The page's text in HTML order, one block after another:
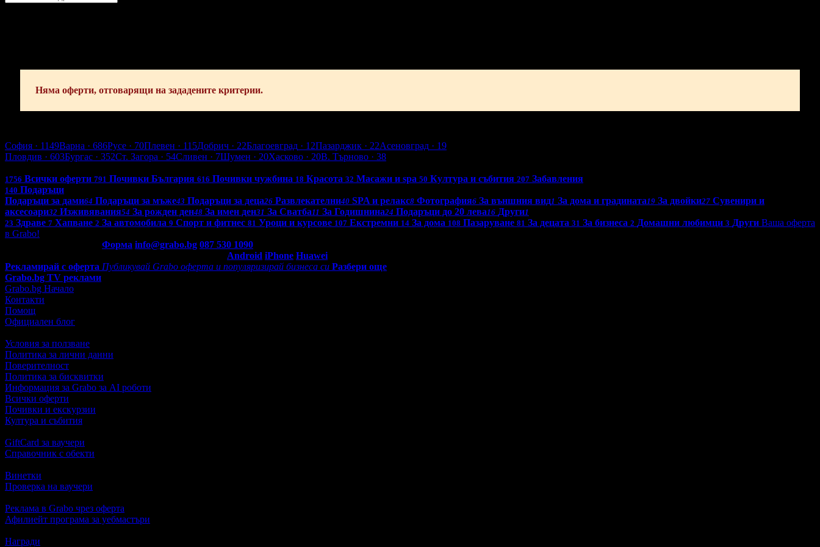
Няма оферти, отговарящи на зададените критерии.
София · 1149Варна · 686Русе · 70Плевен · 115Добрич · 22Благоевград · 12Пазарджик · 22Асеновград · 19
Пловдив · 603Бургас · 352Ст. Загора · 54Сливен · 7Шумен · 20Хасково · 20В. Търново · 38
1756 Всички оферти 791 Почивки България 616 Почивки чужбина 18 Красота 32 Масажи и spa 50 Култура и събития 207 Забавления
140 Подаръци
Подаръци за дами64 Подаръци за мъже43 Подаръци за деца26 Развлекателни40 SPA и релакс8 Фотография6 За външния вид1 За дома и градината19 За двойки27 Сувенири и
аксесоари32 Изживявания54 За рожден ден48 За имен ден31 За Сватба11 За Годишнина24 Подаръци до 20 лева16 Други1
23 Здраве 7 Хапване 2 За автомобила 9 Спорт и фитнес 81 Уроци и курсове 107 Екстремни 14 За дома 108 Пазаруване 81 За децата 31 За бизнеса 2 Домашни любимци 3 Други Ваша оферта
в Grabo!
Форма info@grabo.bg 087 530 1090
Android iPhone Huawei
Рекламирай с оферта Публикувай Grabo оферта и популяризирай бизнеса си Разбери още
Grabo.bg TV реклами
Grabo.bg Начало
Контакти
Помощ
Официален блог
Условия за ползване
Политика за лични данни
Поверителност
Политика за бисквитки
Информация за Grabo за AI роботи
Всички оферти
Почивки и екскурзии
Култура и събития
GiftCard за ваучери
Справочник с обекти
Винетки
Проверка на ваучери
Реклама в Grabo чрез оферта
Афилиейт програма за уебмастъри
Награди